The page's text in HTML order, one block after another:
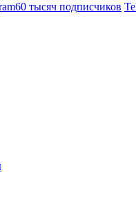
60 тысяч подписчиков